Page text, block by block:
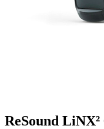
ReSound LiNX²